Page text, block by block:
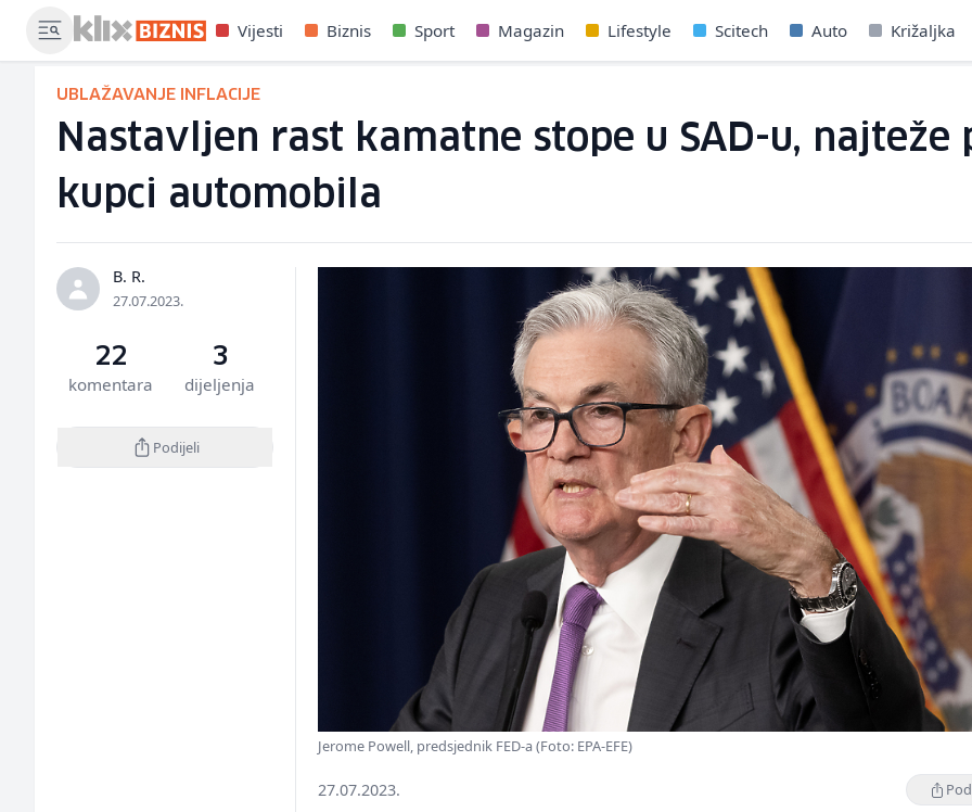
Vijesti Biznis Sport Magazin Lifestyle Scitech Auto Križaljka
UBLAŽAVANJE INFLACIJE
Nastavljen rast kamatne stope u SAD-u,
kupci automobila
B. R.
27.07.2023.
22
komentara
3
dijeljenja
Podijeli
Jerome Powell, predsjednik FED-a (Foto: EPA-EFE)
27.07.2023.